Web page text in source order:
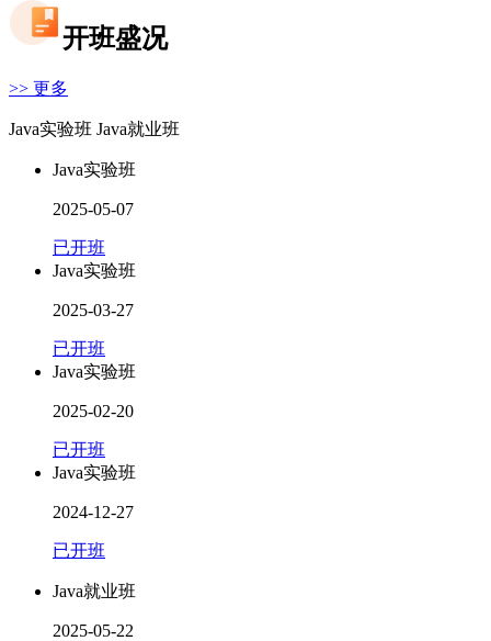
开班盛况
>> 更多
Java实验班 Java就业班
Java实验班
2025-05-07
已开班
Java实验班
2025-03-27
已开班
Java实验班
2025-02-20
已开班
Java实验班
2024-12-27
已开班
Java就业班
2025-05-22